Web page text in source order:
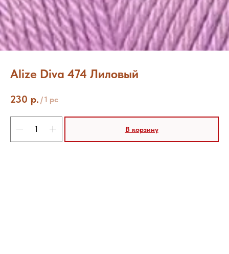
Alize Diva 474 Лиловый
230 р. /1 pc
В корзину